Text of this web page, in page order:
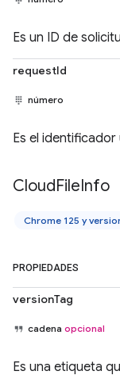
Es un ID de
requestId
número
Es el
CloudFileInfo
Chrome 125 y
PROPIEDADES
versionTag
cadena opcional
Es una etiqueta